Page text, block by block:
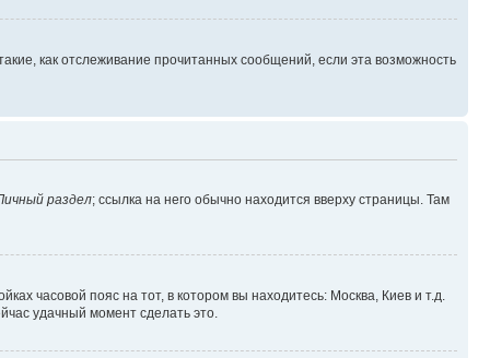
как отслеживание прочитанных сообщений, если эта возможность
раздел; ссылка на него обычно находится вверху страницы. Там
часовой пояс на тот, в котором вы находитесь: Москва, Киев и т.д.
удачный момент сделать это.